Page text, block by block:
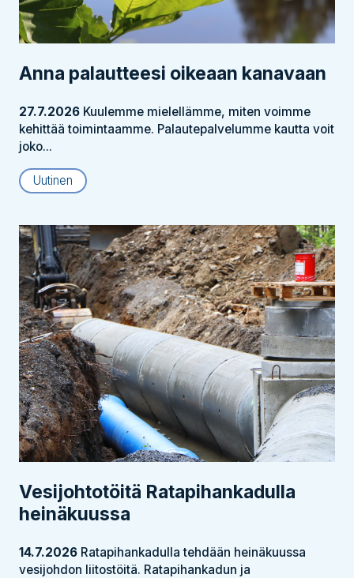
Anna palautteesi oikeaan kanavaan
27.7.2026 Kuulemme mielellämme, miten voimme
kehittää toimintaamme. Palautepalvelumme kautta voit
joko...
Uutinen
Vesijohtotöitä Ratapihankadulla
heinäkuussa
14.7.2026 Ratapihankadulla tehdään heinäkuussa
vesijohdon liitostöitä. Ratapihankadun ja